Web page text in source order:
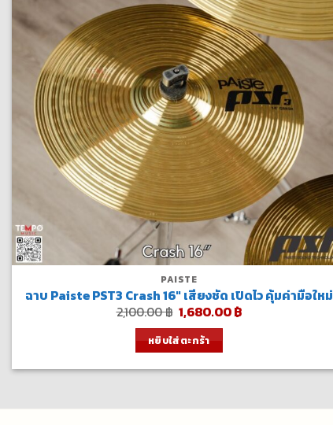
PAISTE
ฉาบ Paiste PST3 Crash 16″ เสียงชัด เปิดไว คุ้มค่ามือใหม่
2,100.00฿ Original
price
was:
2,100.00 ฿.
1,680.00฿Current
หยิบใส่ตะกร้า